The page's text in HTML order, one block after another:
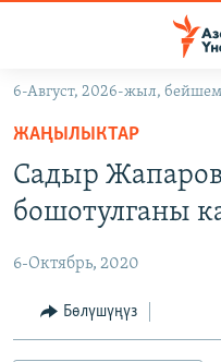
Навигацияга
өтүңүз
Издөөгө
салыңызКЫРГЫЗСТАН
ЭКОНОМИКА
МАДАНИЯТ
ДҮЙНӨ
БОРБОР АЗИЯ
УКРАИНА
АТАЙЫН ИЛИКТӨӨ
ТВ ПРОГРАММАЛАР
6-Август, 2026-жыл,
ЖАҢЫЛЫКТАР
Садыр
бошотулганы
6-Октябрь, 2020
Бөлүшүңүз